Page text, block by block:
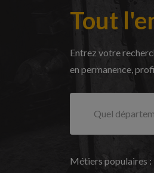
Tout
Entrez votre
en permanence,
Métiers populaires :